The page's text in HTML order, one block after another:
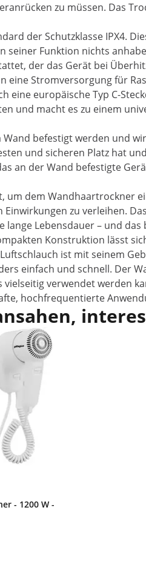
zu müssen. Das
der Schutzklasse IPX4.
seiner Funktion nichts
der das Gerät bei
eine Stromversorgung für
eine europäische Typ C-
und macht es zu einem
befestigt werden und
und sicheren Platz hat
an der Wand befestigte
um dem Wandhaartrockner
zu verleihen.
Lebensdauer – und das
Konstruktion lässt
ist mit seinem
einfach und schnell. Der
vielseitig verwendet werden
hochfrequentierte
- 1200 W -